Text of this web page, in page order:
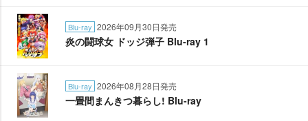
Blu-ray 2026年09月30日発売
炎の闘球女 ドッジ弾子 Blu-ray 1
Blu-ray 2026年08月28日発売
一畳間まんきつ暮らし! Blu-ray